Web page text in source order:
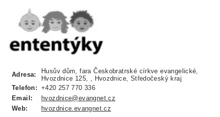
Adresa:
Husův dům, fara Českobratrské církve evangelické,
Hvozdnice 125, , Hvozdnice, Středočeský kraj
Telefon: +420 257 770 336
Email:
hvozdnice@evangnet.cz
Web:
hvozdnice.evangnet.cz